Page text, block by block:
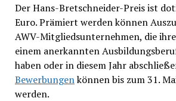
Der Hans-Bretschneider-Preis ist
Euro. Prämiert werden können
AWV-Mitgliedsunternehmen, die
einem anerkannten
haben oder in diesem Jahr
Bewerbungenkönnen bis zum 31.
werden.